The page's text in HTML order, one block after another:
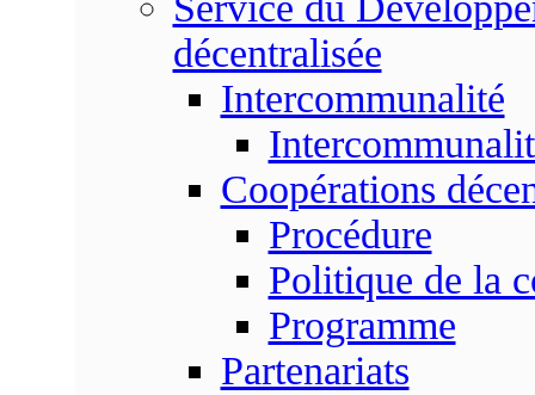
décentralisée
Intercommunalité
Coopérations
Procédure
Politique de la
Programme
Partenariats